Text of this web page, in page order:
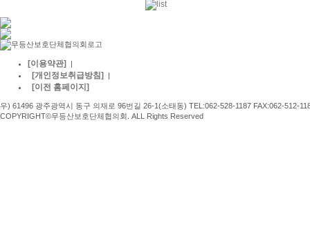
[이용약관] |
[개인정보취급방침] |
[이전 홈페이지]
우) 61496 광주광역시 동구 의재로 96번길 26-1(소태동) TEL:062-528-1187 FAX:062-512-
COPYRIGHT©무등산보호단체협의회. ALL Rights Reserved